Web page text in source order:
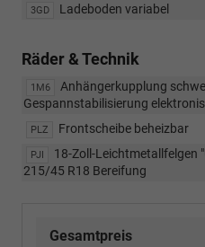
3GD Ladeboden variabel
Räder & Technik
1M6
Anhängerkupplung
Gespannstabilisierung
PLZ Frontscheibe beheizbar
PJI
18-Zoll-Leichtmetallfelgen
215/45 R18 Bereifung
Gesamtpreis